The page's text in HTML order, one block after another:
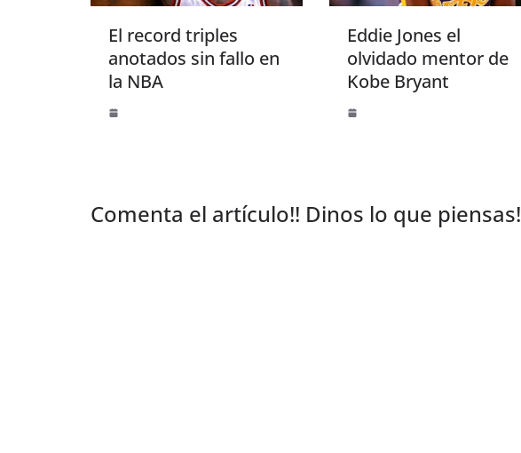
El record triples
anotados sin fallo en
la NBA
Eddie Jones el
olvidado mentor de
Kobe Bryant
Comenta el artículo!! Dinos lo que piensas!